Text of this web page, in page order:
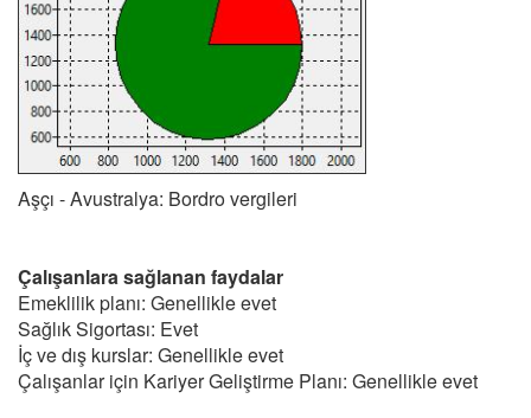
Aşçı - Avustralya: Bordro vergileri
Çalışanlara sağlanan faydalar
Emeklilik planı: Genellikle evet
Sağlık Sigortası: Evet
İç ve dış kurslar: Genellikle evet
Çalışanlar için Kariyer Geliştirme Planı: Genellikle evet